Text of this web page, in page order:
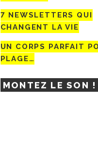
7 NEWSLETTERS QUI
CHANGENT LA VIE
UN CORPS PARFAIT
PLAGE…
MONTEZ LE SON !